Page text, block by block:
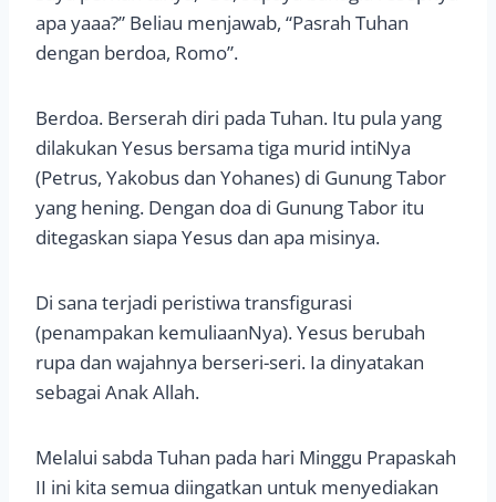
apa yaaa?” Beliau menjawab, “Pasrah Tuhan
dengan berdoa, Romo”.
Berdoa. Berserah diri pada Tuhan. Itu pula yang
dilakukan Yesus bersama tiga murid intiNya
(Petrus, Yakobus dan Yohanes) di Gunung Tabor
yang hening. Dengan doa di Gunung Tabor itu
ditegaskan siapa Yesus dan apa misinya.
Di sana terjadi peristiwa transfigurasi
(penampakan kemuliaanNya). Yesus berubah
rupa dan wajahnya berseri-seri. Ia dinyatakan
sebagai Anak Allah.
Melalui sabda Tuhan pada hari Minggu Prapaskah
II ini kita semua diingatkan untuk menyediakan